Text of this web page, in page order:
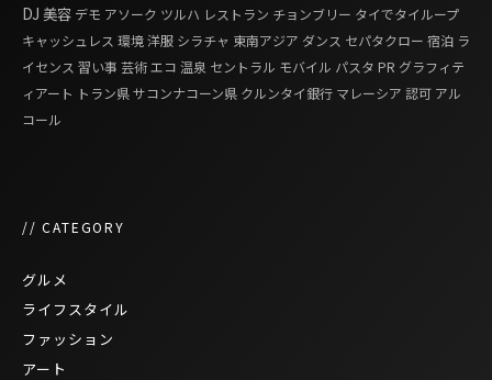
DJ 美容 デモ アソーク ツルハ レストラン チョンブリー タイでタイループ
キャッシュレス 環境洋服 シラチャ 東南アジア ダンス セパタクロー 宿泊 ラ
イセンス 習い事 芸術エコ 温泉 セントラル モバイル パスタ PR グラフィテ
ィアート トラン県サコンナコーン県 クルンタイ銀行 マレーシア 認可 アル
コール
// CATEGORY
グルメ
ライフスタイル
ファッション
アート